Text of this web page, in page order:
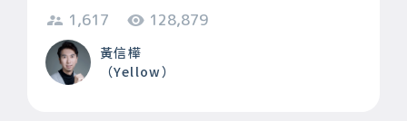
1,617 128,879
黃信樺
（Yellow）